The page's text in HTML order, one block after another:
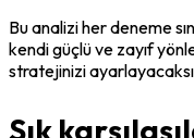
Bu analizi her deneme
kendi güçlü ve zayıf
stratejinizi
Sık